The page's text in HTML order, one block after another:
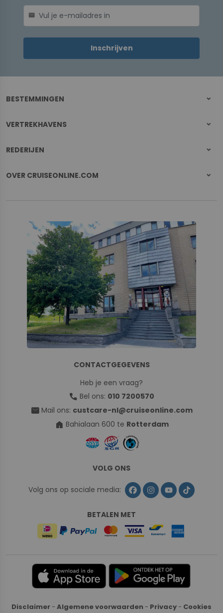
mail
Inschrijven
BESTEMMINGEN
VERTREKHAVENS
REDERIJEN
OVER CRUISEONLINE.COM
CONTACTGEGEVENS
Heb je een vraag?
call Bel ons: 010 7200570
mail Mail ons: custcare-nl@cruiseonline.com
home Bahialaan 600 te Rotterdam
VOLG ONS
Volg ons op sociale media:
BETALEN MET
Disclaimer - Algemene voorwaarden - Privacy - Cookies